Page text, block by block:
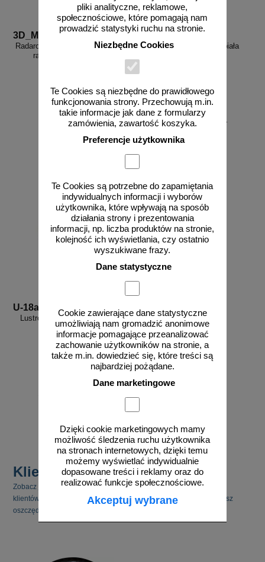
pliki analityczne, reklamowe,
społecznościowe, które pomagają nam
prowadzić statystyki ruchu na stronie.
Niezbędne Cookies
Te Cookies są niezbędne do prawidłowego
funkcjonowania strony. Przechowują m.in.
takie informacje jak dane z formularzy
zamówienia, zawartość koszyka.
Preferencje użytkownika
Te Cookies są potrzebne do zapamiętania
indywidualnych informacji i wyborów
użytkownika, które wpływają na sposób
działania strony i prezentowania
informacji, np. liczba produktów na stronie,
kolejność ich wyświetlania, czy ostatnio
wyszukiwane frazy.
Dane statystyczne
Cookie zawierające dane statystyczne
umożliwiają nam gromadzić anonimowe
informacje pomagające przeanalizować
zachowanie użytkowników na stronie, a
także m.in. dowiedzieć się, które treści są
najbardziej pożądane.
Dane marketingowe
Dzięki cookie marketingowych mamy
możliwość śledzenia ruchu użytkownika
na stronach internetowych, dzięki temu
możemy wyświetlać indywidualnie
dopasowane treści i reklamy oraz do
realizować funkcje społecznościowe.
Akceptuj wybrane
3D_MP-DP6
Radarowy wyświetlacz prędkości,
radar drogowy MP-DP6
Farba drogowa Kontur biała
od 178,35 zł
U-18a
Lustro okrągłe uliczne drogowe
Klienci kupili również
Zobacz jakie inne produkty cieszyły się zainteresowaniem naszych
klientów. Pamiętaj, że kupując kilka produktów jednocześnie możesz
oszczędzić na kosztach transportu.